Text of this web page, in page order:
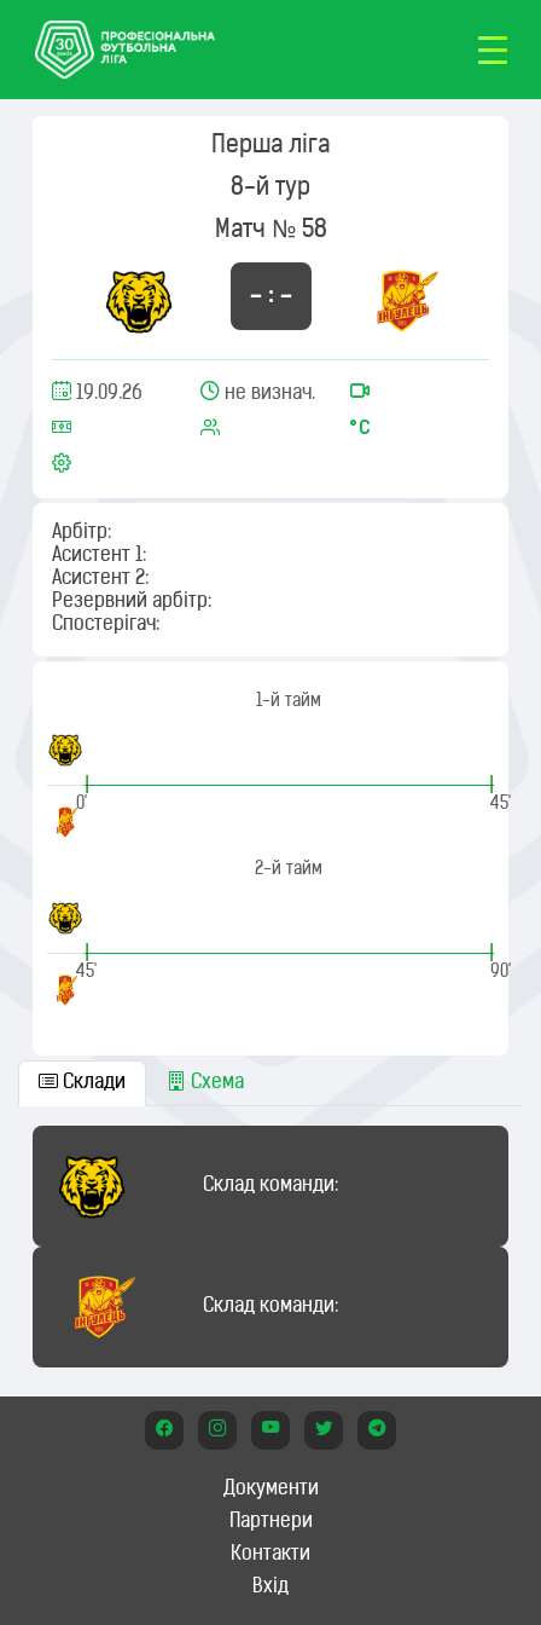
Перша ліга
8-й тур
Матч № 58
– : –
19.09.26 не визнач.
Арбітр:
Асистент 1:
Асистент 2:
Резервний арбітр:
Спостерігач:
1-й тайм
|
0'
|
45'
2-й тайм
|
45'
|
90'
Склади Схема
Склад команди:
Склад команди:
Документи
Партнери
Контакти
Вхід